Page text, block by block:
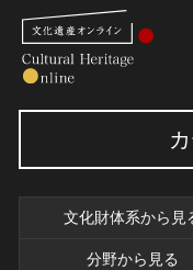
文化財体系から見
分野から見る